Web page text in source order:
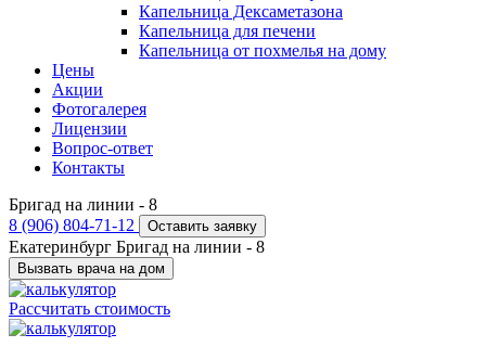
Капельница Дексаметазона
Капельница для печени
Капельница от похмелья на дому
Цены
Акции
Фотогалерея
Лицензии
Вопрос-ответ
Контакты
Бригад на линии - 8
8 (906) 804-71-12
Оставить заявку
Екатеринбург Бригад на линии - 8
Вызвать врача на дом
Рассчитать стоимость